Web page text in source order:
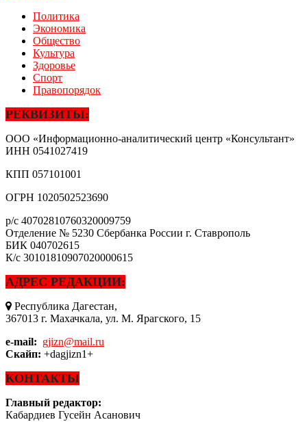
Политика
Экономика
Общество
Культура
Здоровье
Спорт
Правопорядок
РЕКВИЗИТЫ:
ООО «Информационно-аналитический центр «Консультант»
ИНН 0541027419
КПП 057101001
ОГРН 1020502523690
р/с 40702810760320009759
Отделение № 5230 Сбербанка России г. Ставрополь
БИК 040702615
К/с 30101810907020000615
АДРЕС РЕДАКЦИИ:
Республика Дагестан,
367013 г. Махачкала, ул. М. Ярагского, 15
e-mail: gjizn@mail.ru
Скайп: +dagjizn1+
КОНТАКТЫ
Главный редактор:
Кабардиев Гусейн Асанович